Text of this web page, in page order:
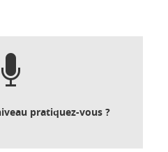
pratiquez-vous ?